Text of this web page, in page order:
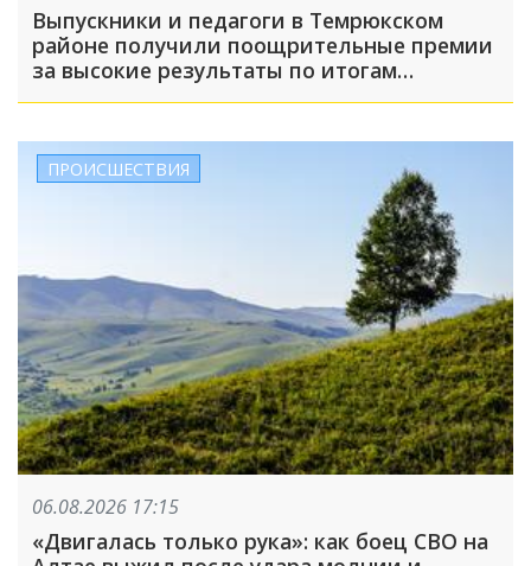
Выпускники и педагоги в Темрюкском
районе получили поощрительные премии
за высокие результаты по итогам
учебного года
ПРОИСШЕСТВИЯ
06.08.2026 17:15
«Двигалась только рука»: как боец СВО на